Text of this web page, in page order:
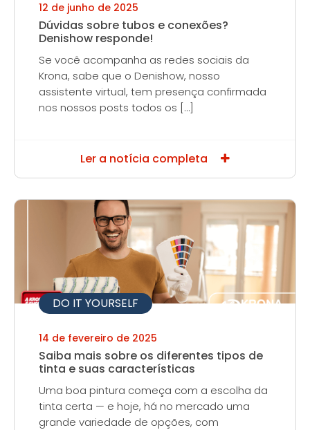
12 de junho de 2025
Dúvidas sobre tubos e conexões?
Denishow responde!
Se você acompanha as redes sociais da
Krona, sabe que o Denishow, nosso
assistente virtual, tem presença confirmada
nos nossos posts todos os […]
Ler a notícia completa
DO IT YOURSELF
14 de fevereiro de 2025
Saiba mais sobre os diferentes tipos de
tinta e suas características
Uma boa pintura começa com a escolha da
tinta certa — e hoje, há no mercado uma
grande variedade de opções, com